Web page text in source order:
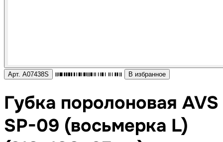
Арт. A07438S В избранное
Губка поролоновая AVS
SP-09 (восьмерка L)